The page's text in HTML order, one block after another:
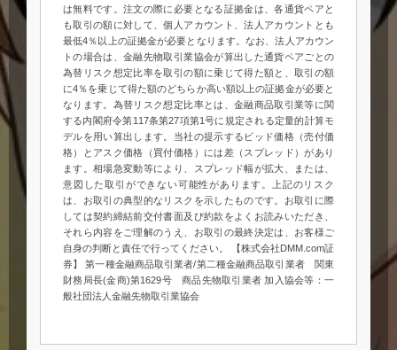
は無料です。注文の際に必要となる証拠金は、各通貨ペアと
も取引の額に対して、個人アカウント、法人アカウントとも
最低4％以上の証拠金が必要となります。なお、法人アカウン
トの場合は、金融先物取引業協会が算出した通貨ペアごとの
為替リスク想定比率を取引の額に乗じて得た額と、取引の額
に4％を乗じて得た額のどちらか高い額以上の証拠金が必要と
なります。為替リスク想定比率とは、金融商品取引業等に関
する内閣府令第117条第27項第1号に規定される定量的計算モ
デルを用い算出します。当社の提示するビッド価格（売付価
格）とアスク価格（買付価格）には差（スプレッド）があり
ます。相場急変動等により、スプレッド幅が拡大、または、
意図した取引ができない可能性があります。上記のリスク
は、お取引の典型的なリスクを示したものです。お取引に際
しては契約締結前交付書面及び約款をよくお読みいただき、
それら内容をご理解のうえ、お取引の最終決定は、お客様ご
自身の判断と責任で行ってください。 【株式会社DMM.com証
券】 第一種金融商品取引業者/第二種金融商品取引業者 関東
財務局長(金商)第1629号 商品先物取引業者 加入協会等：一
般社団法人金融先物取引業協会